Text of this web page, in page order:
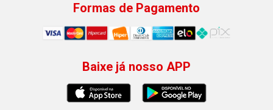
Formas de Pagamento
Baixe já nosso APP